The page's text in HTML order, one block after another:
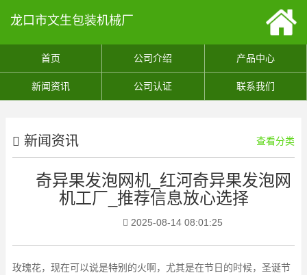
龙口市文生包装机械厂
首页 公司介绍 产品中心
新闻资讯 公司认证 联系我们
新闻资讯 查看分类
奇异果发泡网机_红河奇异果发泡网
机工厂_推荐信息放心选择
2025-08-14 08:01:25
玫瑰花，现在可以说是特别的火啊，尤其是在节日的时候，圣诞节